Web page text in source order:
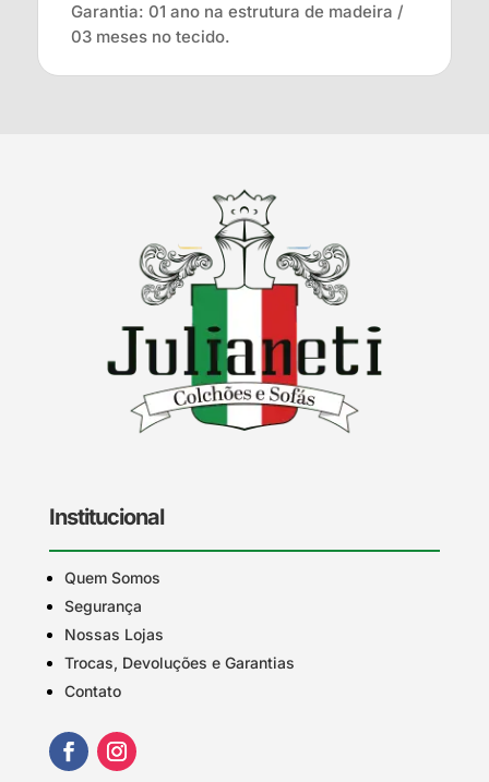
Garantia: 01 ano na estrutura de madeira /
03 meses no tecido.
Institucional
Quem Somos
Segurança
Nossas Lojas
Trocas, Devoluções e Garantias
Contato